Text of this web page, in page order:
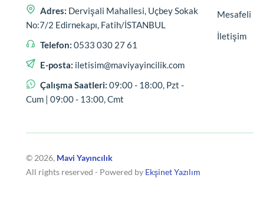
Adres: Dervişali Mahallesi, Uçbey Sokak
No:7/2 Edirnekapı, Fatih/İSTANBUL
Telefon: 0533 030 27 61
E-posta: iletisim@maviyayincilik.com
Çalışma Saatleri: 09:00 - 18:00, Pzt -
Cum | 09:00 - 13:00, Cmt
Mesafeli
İletişim
© 2026, Mavi Yayıncılık
All rights reserved - Powered by Ekşinet Yazılım